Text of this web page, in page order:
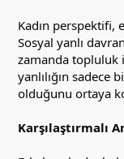
Kadın perspektifi,
Sosyal yanlı
zamanda topluluk
yanlılığın
olduğunu ortaya
Karşılaştırmalı